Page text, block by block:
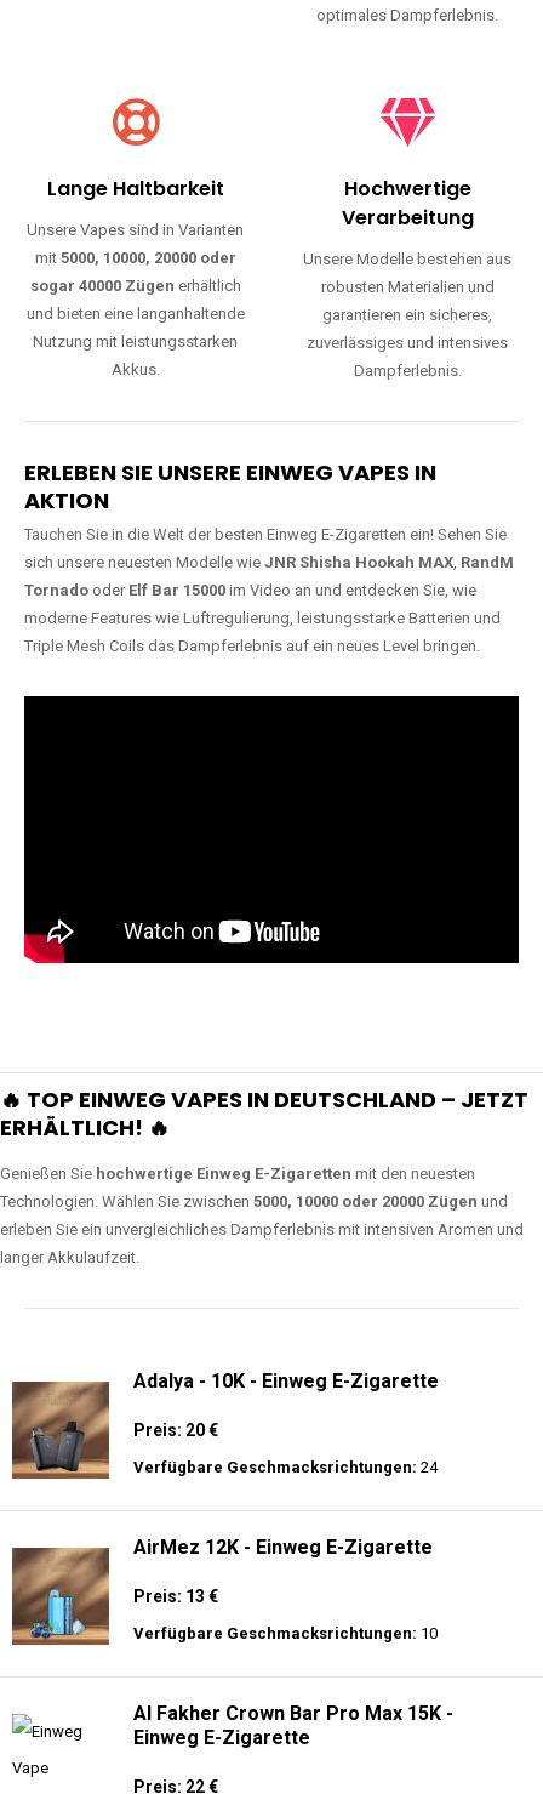
optimales Dampferlebnis.
Lange Haltbarkeit
Unsere Vapes sind in Varianten
mit 5000, 10000, 20000 oder
sogar 40000 Zügen erhältlich
und bieten eine langanhaltende
Nutzung mit leistungsstarken
Akkus.
Hochwertige
Verarbeitung
Unsere Modelle bestehen aus
robusten Materialien und
garantieren ein sicheres,
zuverlässiges und intensives
Dampferlebnis.
ERLEBEN SIE UNSERE EINWEG VAPES IN
AKTION
Tauchen Sie in die Welt der besten Einweg E-Zigaretten ein! Sehen Sie
sich unsere neuesten Modelle wie JNR Shisha Hookah MAX, RandM
Tornado oder Elf Bar 15000 im Video an und entdecken Sie, wie
moderne Features wie Luftregulierung, leistungsstarke Batterien und
Triple Mesh Coils das Dampferlebnis auf ein neues Level bringen.
🔥 TOP EINWEG VAPES IN DEUTSCHLAND – JETZT
ERHÄLTLICH! 🔥
Genießen Sie hochwertige Einweg E-Zigaretten mit den neuesten
Technologien. Wählen Sie zwischen 5000, 10000 oder 20000 Zügen und
erleben Sie ein unvergleichliches Dampferlebnis mit intensiven Aromen und
langer Akkulaufzeit.
Adalya - 10K - Einweg E-Zigarette
Preis: 20 €
Verfügbare Geschmacksrichtungen: 24
AirMez 12K - Einweg E-Zigarette
Preis: 13 €
Verfügbare Geschmacksrichtungen: 10
Al Fakher Crown Bar Pro Max 15K -
Einweg E-Zigarette
Preis: 22 €